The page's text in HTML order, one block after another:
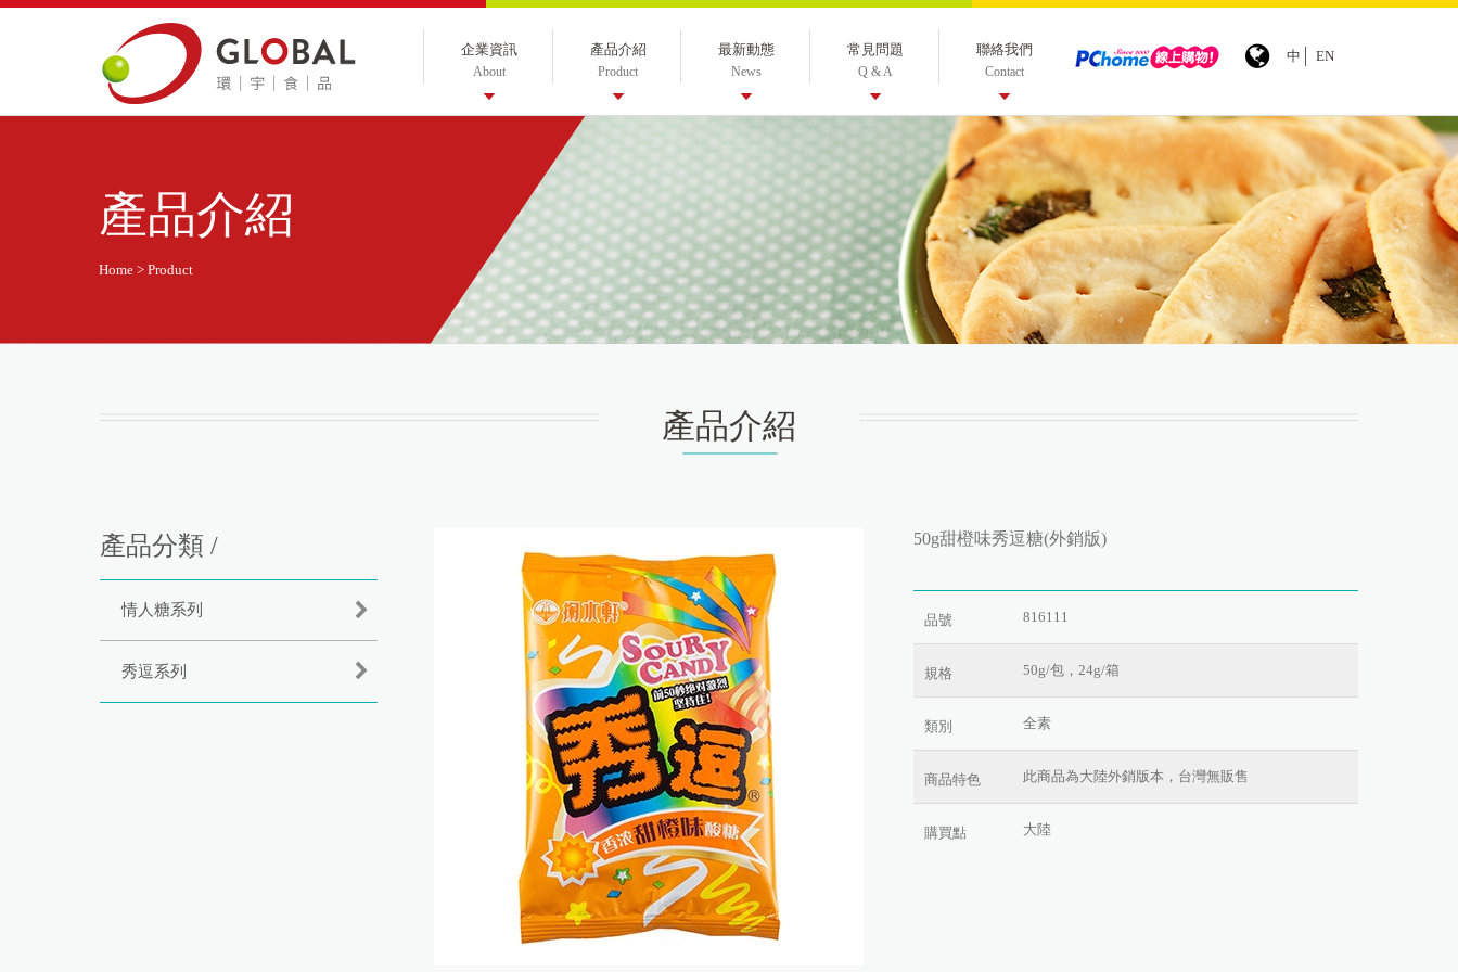
企業資訊
About
產品介紹
Product
最新動態
News
常見問題
Q & A
聯絡我們
Contact
中 EN
產品介紹
Home > Product
產品介紹
產品分類 /
情人糖系列
秀逗系列
50g甜橙味秀逗糖(外銷版)
品號 816111
規格 50g/包，24g/箱
類別 全素
商品特色 此商品為大陸外銷版本，台灣無販售
購買點 大陸